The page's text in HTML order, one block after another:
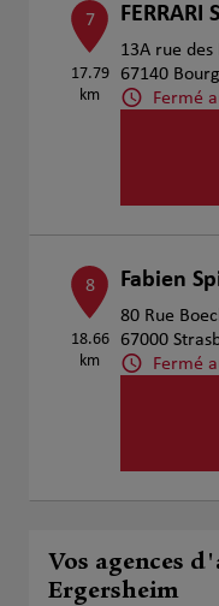
7
17.79
km
FERRARI
13A rue des
67140
Fermé
8
18.66
km
Fabien
80 Rue
67000
Fermé
Vos agences
Ergersheim